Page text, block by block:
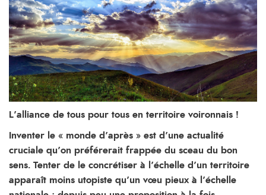
L’alliance de tous pour tous en territoire voironnais !
Inventer le « monde d’après » est d’une actualité
cruciale qu’on préférerait frappée du sceau du bon
sens. Tenter de le concrétiser à l’échelle d’un territoire
apparaît moins utopiste qu’un vœu pieux à l’échelle